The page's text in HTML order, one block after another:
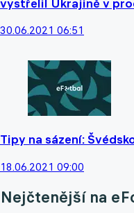
vystřelil Ukrajině v
30.06.2021 06:51
Tipy na sázení:
18.06.2021 09:00
Nejčtenější na